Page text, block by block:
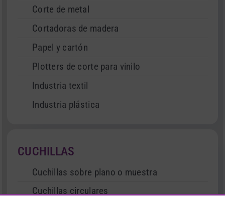
Corte de metal
Cortadoras de madera
Papel y cartón
Plotters de corte para vinilo
Industria textil
Industria plástica
CUCHILLAS
Cuchillas sobre plano o muestra
Cuchillas circulares